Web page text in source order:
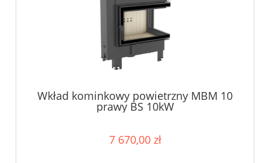
Wkład kominkowy powietrzny MBM 10
prawy BS 10kW
7 670,00 zł